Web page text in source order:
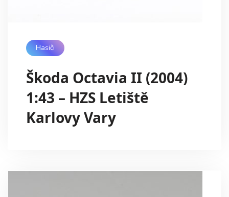
Hasiči
Škoda Octavia II (2004)
1:43 – HZS Letiště
Karlovy Vary